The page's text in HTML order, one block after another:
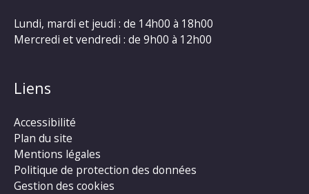
Lundi, mardi et jeudi : de 14h00 à 18h00
Mercredi et vendredi : de 9h00 à 12h00
Liens
Accessibilité
Plan du site
Mentions légales
Politique de protection des données
Gestion des cookies